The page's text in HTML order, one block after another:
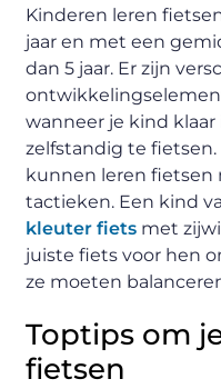
Kinderen leren
jaar en met een
dan 5 jaar. Er zijn
wanneer je kind
zelfstandig te
kunnen leren
tactieken. Een kind
kleuter fiets met
juiste fiets voor hen
ze moeten
Toptips om
fietsen